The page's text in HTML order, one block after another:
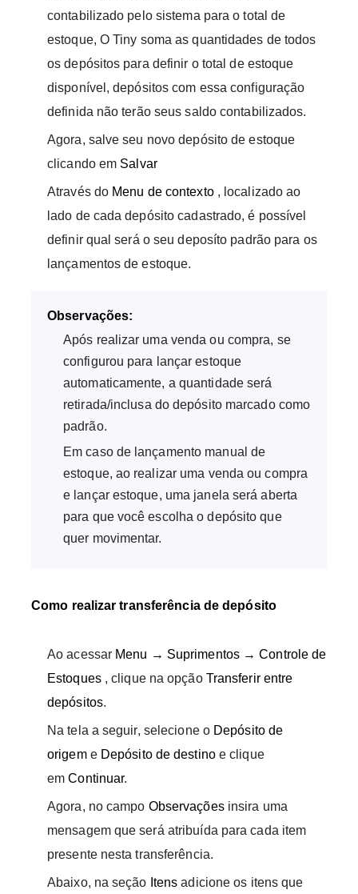
contabilizado pelo sistema para o total de
estoque, O Tiny soma as quantidades de todos
os depósitos para definir o total de estoque
disponível, depósitos com essa configuração
definida não terão seus saldo contabilizados.
Agora, salve seu novo depósito de estoque
clicando em Salvar
Através do Menu de contexto, localizado ao
lado de cada depósito cadastrado, é possível
definir qual será o seu deposíto padrão para os
lançamentos de estoque.
Observações:
Após realizar uma venda ou compra, se
configurou para lançar estoque
automaticamente, a quantidade será
retirada/inclusa do depósito marcado como
padrão.
Em caso de lançamento manual de
estoque, ao realizar uma venda ou compra
e lançar estoque, uma janela será aberta
para que você escolha o depósito que
quer movimentar.
Como realizar transferência de depósito
Ao acessar Menu → Suprimentos → Controle de
Estoques, clique na opção Transferir entre
depósitos.
Na tela a seguir, selecione o Depósito de
origeme Depósito de destinoe clique
emContinuar.
Agora, no campo Observaçõesinsira uma
mensagem que será atribuída para cada item
presente nesta transferência.
Abaixo, na seção Itens adicione os itens que